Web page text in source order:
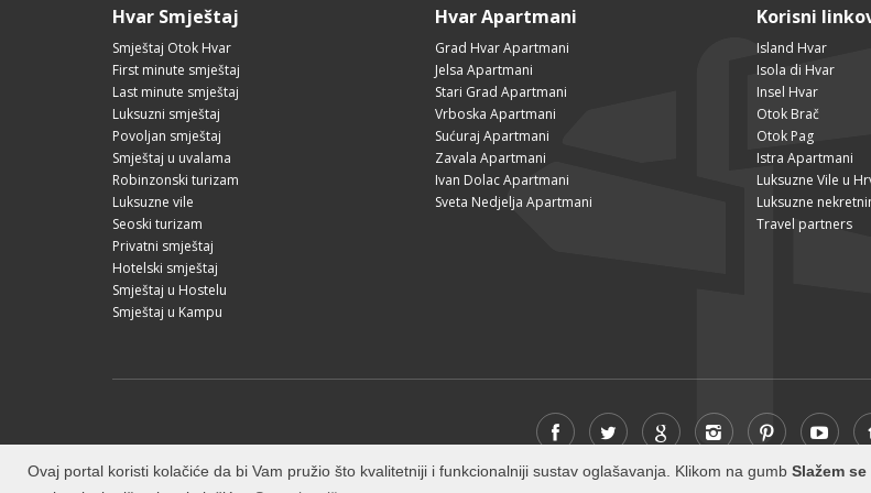
Ovaj portal koristi kolačiće da bi Vam pružio što kvalitetniji i funkcionalniji sustav oglašavanja. Klikom na gumbSlažem se
Hvar Smještaj
Smještaj Otok Hvar
First minute smještaj
Last minute smještaj
Luksuzni smještaj
Povoljan smještaj
Smještaj u uvalama
Robinzonski turizam
Luksuzne vile
Seoski turizam
Privatni smještaj
Hotelski smještaj
Smještaj u Hostelu
Smještaj u Kampu
Hvar Apartmani
Grad Hvar Apartmani
Jelsa Apartmani
Stari Grad Apartmani
Vrboska Apartmani
Sućuraj Apartmani
Zavala Apartmani
Ivan Dolac Apartmani
Sveta Nedjelja Apartmani
Korisni
Island Hvar
Isola di Hvar
Insel Hvar
Otok Brač
Otok Pag
Istra Apartmani
Luksuzne Vile u
Luksuzne
Travel partners
© 2026 Visit-Hvar.com - All rights